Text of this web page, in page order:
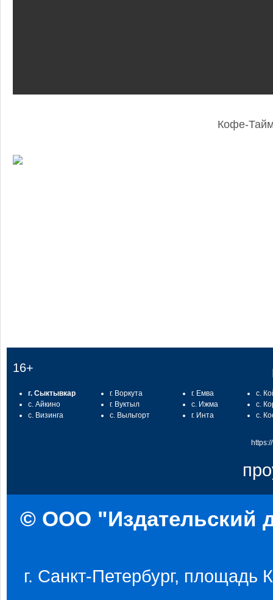
Кофе-
16+
г. Сыктывкар
с. Айкино
с. Визинга
г. Воркута
г. Вуктыл
с. Выльгорт
г. Емва
с. Ижма
г. Инта
с.
с.
с.
© ООО "Издательский
г. Санкт-Петербург, площадь